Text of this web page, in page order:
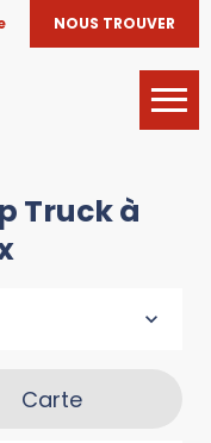
NOUS TROUVER
Truck à
Carte